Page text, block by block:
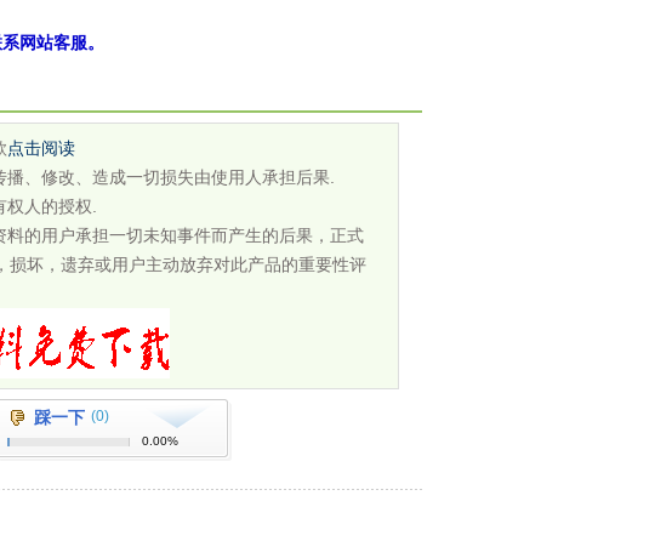
网站客服。
点击阅读
、修改、造成一切损失由使用人承担后果.
人的授权.
的用户承担一切未知事件而产生的后果，正式
坏，遗弃或用户主动放弃对此产品的重要性评
踩一下 (0)
0.00%